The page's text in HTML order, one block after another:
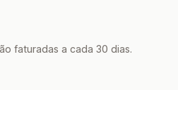
faturadas a cada 30 dias.